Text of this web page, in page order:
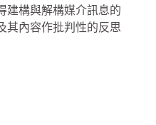
建構與解構媒介訊息的
其內容作批判性的反思